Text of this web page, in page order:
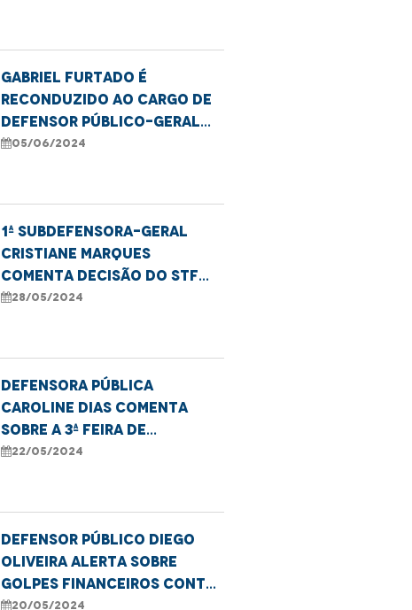
Gabriel Furtado é
reconduzido ao cargo de
defensor público-geral
do Estado
05/06/2024
1ª Subdefensora-geral
Cristiane Marques
comenta decisão do STF
que proíbe
28/05/2024
Defensora pública
Caroline Dias comenta
sobre a 3ª Feira de
Empreendedorismo
22/05/2024
Defensor público Diego
Oliveira alerta sobre
golpes financeiros contra
idosos
20/05/2024